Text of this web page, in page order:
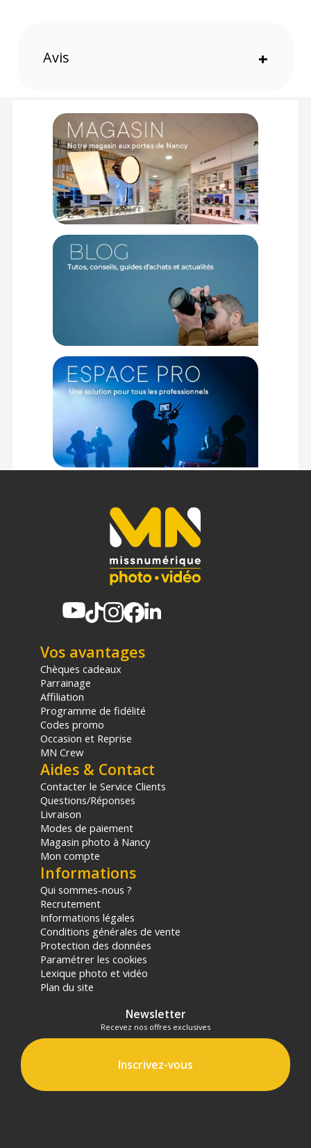
Dimensions : 196 x 38 x 35,3 mm
2x Adaptateurs de bras d'extension avec Rosettes ARRI
SmallRig 5206
1x Carte de garantie
Offre valable jusqu'au 06-08-2026 inclus.
Code EAN SmallRig 5206 adaptateurs de bras avec rosettes
ARRI pour rig épaule - Cage - Achat & prix :6941590023076
(1) Offre valable jusqu'au 31 Décembre 2030 à partir de 49 euros
d'achat, sur la base d'une expédition Chronopost 24H vers un point
relais situé en France continentale uniquement, valable uniquement
sur les produits de moins de 1m et moins de 20Kg.
(3) Nombre de points Fidélité estimés, hors remises au panier, basé
sur le prix TTC en €, les points seront effectivement calculés dans le
Avis +
Vos avantages
Chèques cadeaux
Parrainage
Affiliation
Programme de fidélité
Codes promo
Occasion et Reprise
MN Crew
Aides & Contact
Contacter le Service Clients
Questions/Réponses
Livraison
Modes de paiement
Magasin photo à Nancy
Mon compte
Informations
Qui sommes-nous ?
Recrutement
Informations légales
Conditions générales de vente
Protection des données
Paramétrer les cookies
Lexique photo et vidéo
Plan du site
Newsletter
Recevez nos offres exclusives
Inscrivez-vous